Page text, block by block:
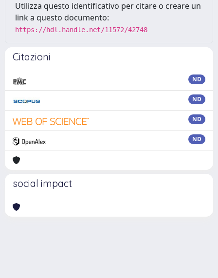
Utilizza questo identificativo per citare o creare un
link a questo documento:
https://hdl.handle.net/11572/42748
Citazioni
ND
ND
ND
ND
social impact